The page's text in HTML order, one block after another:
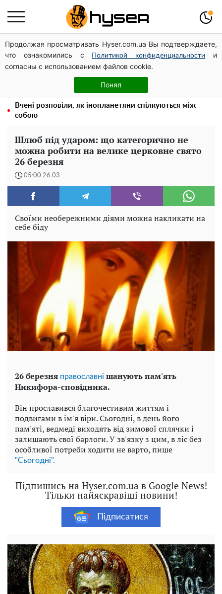
Продолжая просматривать Hyser.com.ua Вы подтверждаете,
что ознакомились с
Политикой конфиденциальности
и
согласны с использованием файлов cookie.
Понял
Дрони із націнкою: Олександр Конотопський вивів
мільйони оборонного бюджету через фіктивну фірму в
Естонії
Олена Тополя злив відео – це далеко не все: фронтмен
"Антитіла" Тарас Тополя став наступним
Вчені розповіли, як інопланетяни спілкуються між
собою
Шлюб під ударом: що категорично не
можна робити на велике церковне свято
26 березня
05:00 26.03
Своїми необережними діями можна накликати на
себе біду
26 березня православні шанують пам'ять
Никифора-сповідника.
Він прославився благочестивим життям і
подвигами в ім'я віри. Сьогодні, в день його
пам'яті, ведмеді виходять від зимової сплячки і
залишають свої барлоги. У зв'язку з цим, в ліс без
особливої потреби ходити не варто, пише
"Сьогодні".
Підпишись на Hyser.com.ua в Google News!
Тільки найяскравіші новини!
Підписатися